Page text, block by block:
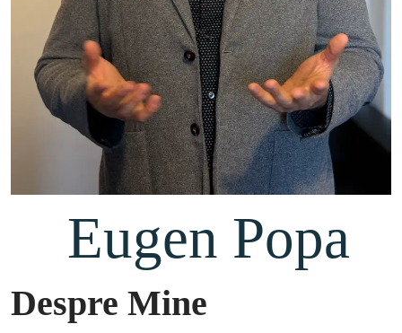
Eugen Popa
Despre Mine